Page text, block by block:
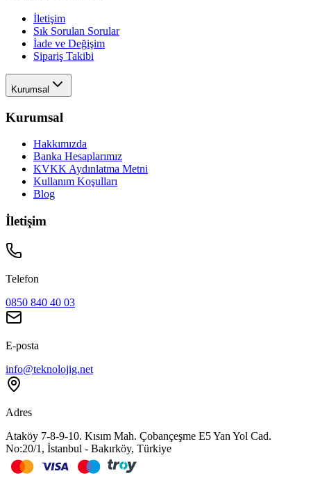
İletişim
Sık Sorulan Sorular
İade ve Değişim
Sipariş Takibi
Kurumsal
Kurumsal
Hakkımızda
Banka Hesaplarımız
KVKK Aydınlatma Metni
Kullanım Koşulları
Blog
İletişim
Telefon
0850 840 40 03
E-posta
info@teknolojig.net
Adres
Ataköy 7-8-9-10. Kısım Mah. Çobançeşme E5 Yan Yol Cad.
No:20/1, İstanbul - Bakırköy, Türkiye